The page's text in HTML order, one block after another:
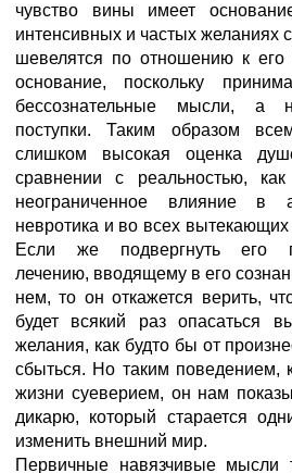
чувство вины имеет
интенсивных и частых желаниях
шевелятся по отношению к
основание, поскольку
бессознательные мысли, а
поступки. Таким образом
слишком высокая оценка
сравнении с реальностью,
неограниченное влияние в
невротика и во всех вытекающих
Если же подвергнуть его
лечению, вводящему в его
нем, то он откажется верить,
будет всякий раз опасаться
желания, как будто бы от
сбыться. Но таким поведением,
жизни суеверием, он нам
дикарю, который старается
изменить внешний мир.
Первичные навязчивые мысли